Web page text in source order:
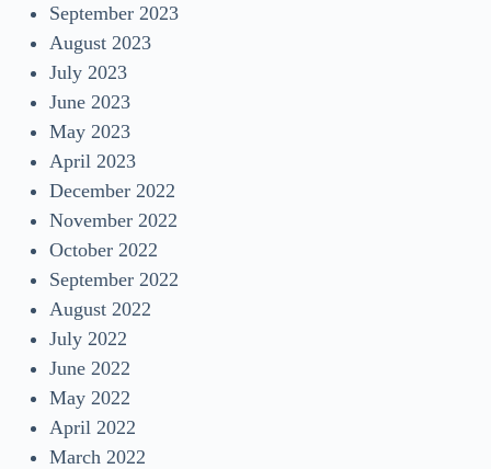
September 2023
August 2023
July 2023
June 2023
May 2023
April 2023
December 2022
November 2022
October 2022
September 2022
August 2022
July 2022
June 2022
May 2022
April 2022
March 2022